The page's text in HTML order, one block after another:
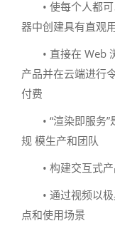
• 使每个人都
器中创建具有直观
• 直接在 Web
产品并在云端进行
付费
• “渲染即服务
规 模生产和团队
• 构建交互式
• 通过视频以
点和使用场景